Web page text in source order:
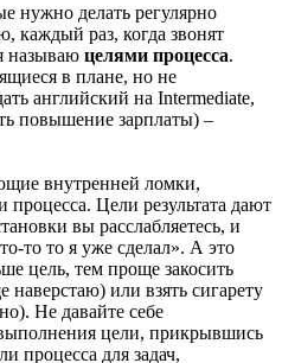
нужно делать регулярно
каждый раз, когда звонят
называю целями процесса.
в плане, но не
английский на Intermediate,
повышение зарплаты) –
внутренней ломки,
процесса. Цели результата дают
вы расслабляетесь, и
то то я уже сделал». А это
цель, тем проще закосить
или взять сигарету
Не давайте себе
цели, прикрывшись
процесса для задач,